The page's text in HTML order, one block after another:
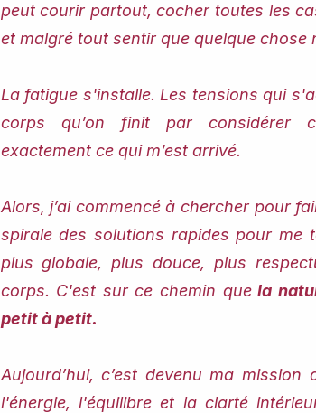
peut courir partout, cocher toutes les
et malgré tout sentir que quelque chose
La fatigue s'installe. Les tensions qui
corps qu’on finit par considérer
exactement ce qui m’est arrivé.
Alors, j’ai commencé à chercher pour
spirale des solutions rapides pour me
plus globale, plus douce, plus
corps. C'est sur ce chemin quela
petit à petit.
Aujourd’hui, c’est devenu ma
l'énergie, l'équilibre et la clarté